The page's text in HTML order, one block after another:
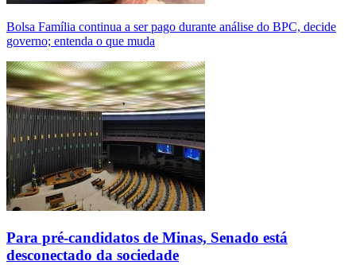
Bolsa Família continua a ser pago durante análise do BPC, decide
governo; entenda o que muda
Para pré-candidatos de Minas, Senado está
desconectado da sociedade